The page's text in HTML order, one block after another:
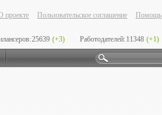
проекте Пользовательское соглашение Помощь
25639 (+3) Работодателей:11348 (+1)